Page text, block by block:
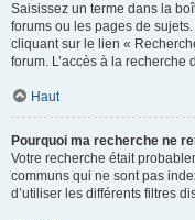
Saisissez un terme dans la
forums ou les pages de
cliquant sur le lien «
forum. L’accès à la recherche
Haut
Pourquoi ma recherche ne
Votre recherche était
communs qui ne sont pas
d’utiliser les différents filtres